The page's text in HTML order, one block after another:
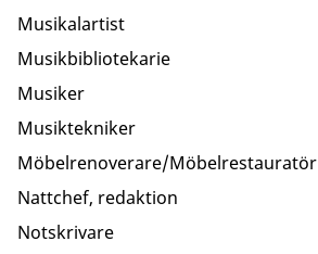
Musikalartist
Musikbibliotekarie
Musiker
Musiktekniker
Möbelrenoverare/Möbelrestauratör
Nattchef, redaktion
Notskrivare